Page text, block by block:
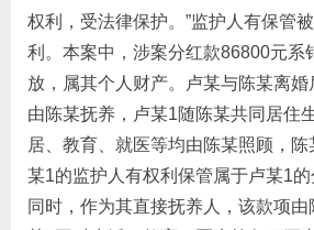
权利，受法律保护。”监护人有保管
利。本案中，涉案分红款86800元系
放，属其个人财产。卢某与陈某离
由陈某抚养，卢某1随陈某共同居住
居、教育、就医等均由陈某照顾，
某1的监护人有权利保管属于卢某1的
同时，作为其直接抚养人，该款项